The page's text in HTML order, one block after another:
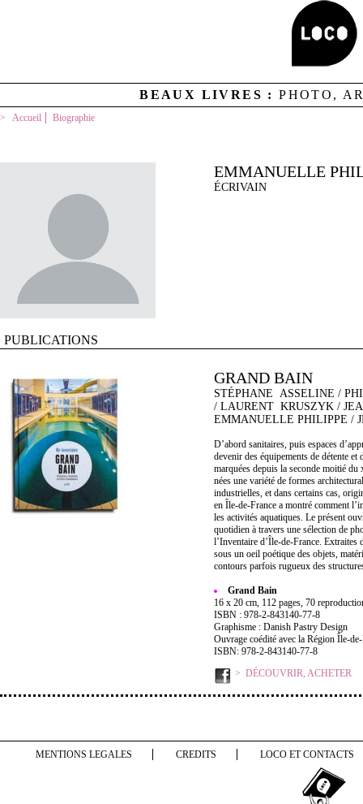
BEAUX LIVRES :PHOTO,
Accueil Biographie
EMMANUELLE
ÉCRIVAIN
PUBLICATIONS
GRAND BAIN
STÉPHANE ASSELINE /
/ LAURENT KRUSZYK /
EMMANUELLE PHILIPPE /
D’abord sanitaires, puis espaces
devenir des équipements de détente
marquées depuis la seconde moitié
nées une variété de formes
industrielles, et dans certains cas,
en Île-de-France a montré comment
les activités aquatiques. Le présent
quotidien à travers une sélection de
l’Inventaire d’Île-de-France. Extraites
sous un oeil poétique des objets,
contours parfois rugueux des
Grand Bain
16 x 20 cm, 112 pages, 70
ISBN : 978-2-843140-77-8
Graphisme : Danish Pastry Design
Ouvrage coédité avec la Région Île-
ISBN: 978-2-843140-77-8
DÉCOUVRIR, ACHETER
MENTIONS LEGALES CREDITS LOCO ET CONTACTS